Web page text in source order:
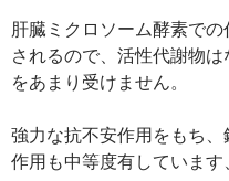
肝臓ミクロソーム酵素で
されるので、活性代謝物
をあまり受けません。
強力な抗不安作用をもち
作用も中等度有しています